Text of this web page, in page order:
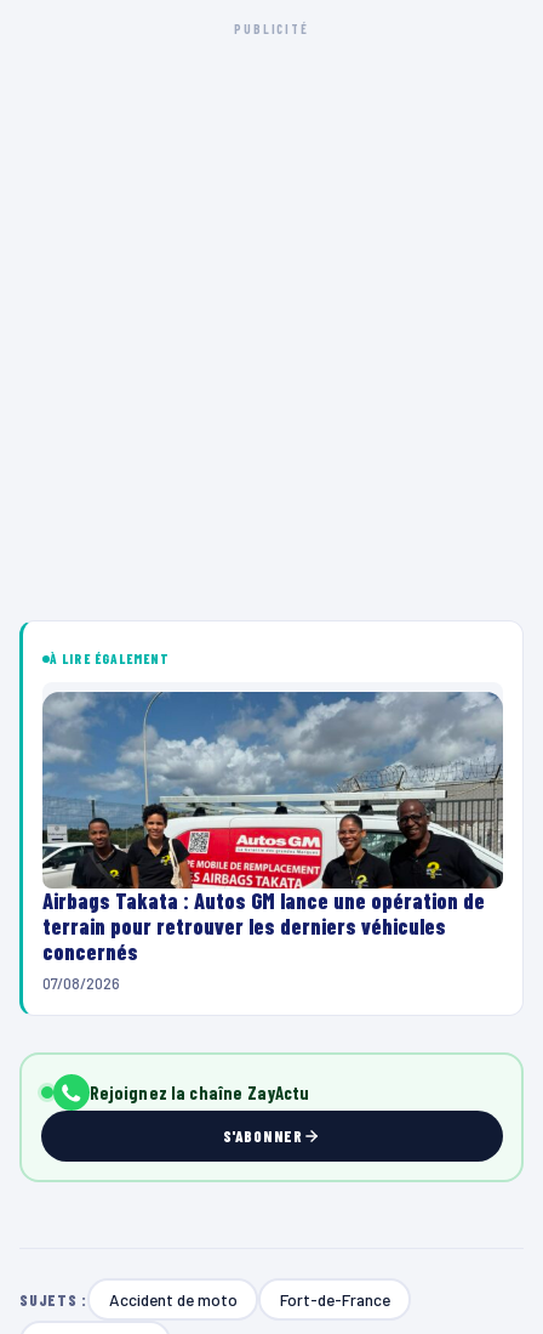
PUBLICITÉ
À LIRE ÉGALEMENT
Airbags Takata : Autos GM lance une opération de
terrain pour retrouver les derniers véhicules
concernés
07/08/2026
Rejoignez la chaîne ZayActu
S'ABONNER
SUJETS : Accident de moto Fort-de-France